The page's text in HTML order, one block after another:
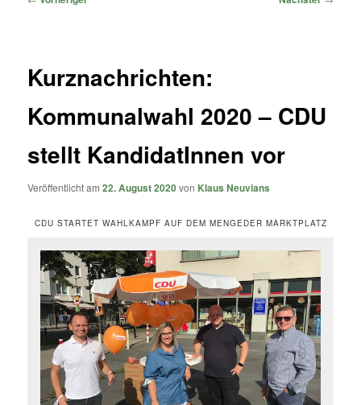
Kurznachrichten:
Kommunalwahl 2020 – CDU
stellt KandidatInnen vor
Veröffentlicht am22. August 2020von Klaus Neuvians
CDU STARTET WAHLKAMPF AUF DEM MENGEDER MARKTPLATZ